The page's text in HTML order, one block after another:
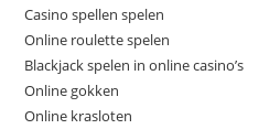
Casino spellen spelen
Online roulette spelen
Blackjack spelen in online casino’s
Online gokken
Online krasloten